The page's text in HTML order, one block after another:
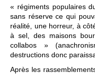
« régiments populaires
sans réserve ce qui
réalité, une horreur, à
à sel, des maisons
collabos »
destructions donc
Après les